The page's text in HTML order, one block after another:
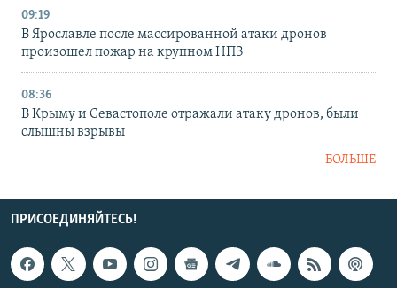
09:19
В Ярославле после массированной атаки дронов
произошел пожар на крупном НПЗ
08:36
В Крыму и Севастополе отражали атаку дронов, были
слышны взрывы
БОЛЬШЕ
ПРИСОЕДИНЯЙТЕСЬ!